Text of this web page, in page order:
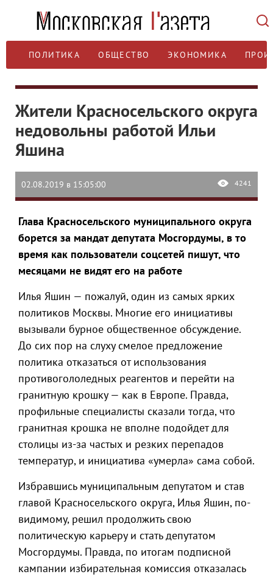
ПОЛИТИКА ОБЩЕСТВО ЭКОНОМИКА
Жители Красносельского округа
недовольны работой Ильи
Яшина
02.08.2019 в 15:05:00 4241
Глава Красносельского муниципального округа
борется за мандат депутата Мосгордумы, в то
время как пользователи соцсетей пишут, что
месяцами не видят его на работе
Илья Яшин — пожалуй, один из самых ярких
политиков Москвы. Многие его инициативы
вызывали бурное общественное обсуждение.
До сих пор на слуху смелое предложение
политика отказаться от использования
противогололедных реагентов и перейти на
гранитную крошку — как в Европе. Правда,
профильные специалисты сказали тогда, что
гранитная крошка не вполне подойдет для
столицы из-за частых и резких перепадов
температур, и инициатива «умерла» сама собой.
Избравшись муниципальным депутатом и став
главой Красносельского округа, Илья Яшин, по-
видимому, решил продолжить свою
политическую карьеру и стать депутатом
Мосгордумы. Правда, по итогам подписной
кампании избирательная комиссия отказалась